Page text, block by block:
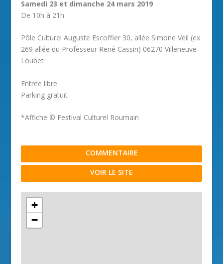
Samedi 23 et dimanche 24 mars 2019
De 10h à 21h
Pôle Culturel Auguste Escoffier 30, allée Simone Veil (ex
269 allée du Professeur René Cassin) 06270 Villeneuve-
Loubet
Entrée libre
Parking gratuit
*Affiche © Festival Culturel Roumain
COMMENTAIRE
VOIR LE SITE
+
−